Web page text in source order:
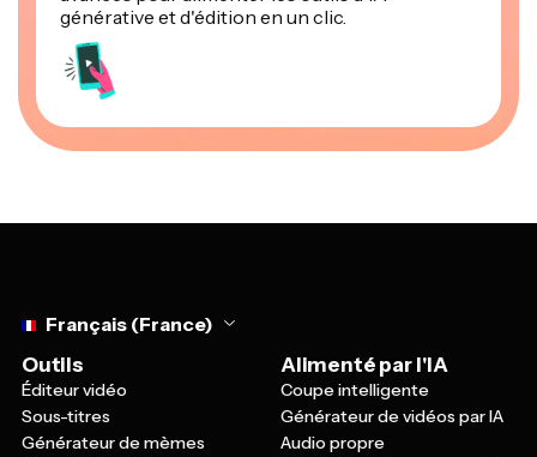
générative et d'édition en un clic.
Français (France)
Outils
Éditeur vidéo
Sous-titres
Générateur de mèmes
Alimenté par l'IA
Coupe intelligente
Générateur de vidéos par IA
Audio propre